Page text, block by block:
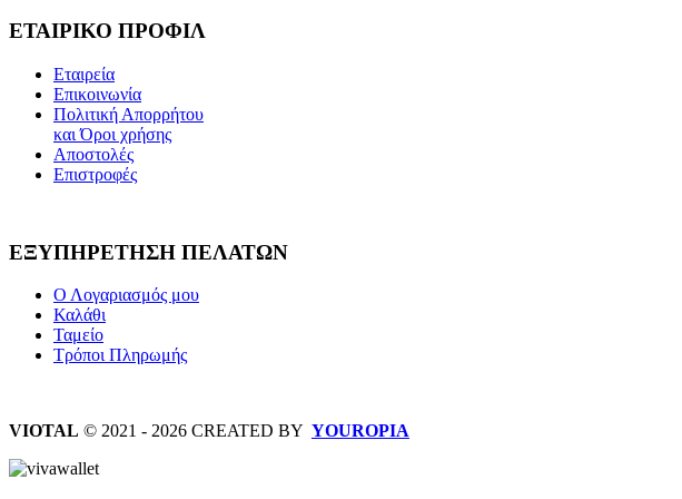
ΕΤΑΙΡΙΚΟ ΠΡΟΦΙΛ
Εταιρεία
Επικοινωνία
Πολιτική Απορρήτου
και Όροι χρήσης
Αποστολές
Επιστροφές
ΕΞΥΠΗΡΕΤΗΣΗ ΠΕΛΑΤΩΝ
Ο Λογαριασμός μου
Καλάθι
Ταμείο
Τρόποι Πληρωμής
VIOTAL © 2021 - 2026 CREATED BY YOUROPIA